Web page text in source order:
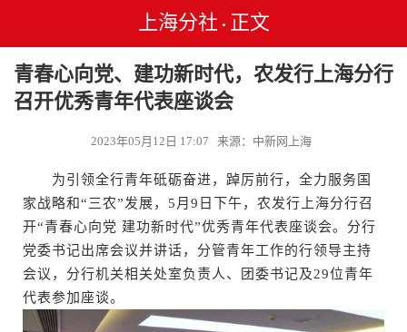
上海分社 • 正文
青春心向党、建功新时代，农发行上海分行
召开优秀青年代表座谈会
2023年05月12日 17:07 来源：中新网上海
为引领全行青年砥砺奋进，踔厉前行，全力服务国
家战略和“三农”发展，5月9日下午，农发行上海分行召
开“青春心向党 建功新时代”优秀青年代表座谈会。分行
党委书记出席会议并讲话，分管青年工作的行领导主持
会议，分行机关相关处室负责人、团委书记及29位青年
代表参加座谈。